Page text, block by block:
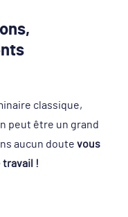
classique,
peut être un grand
aucun doutevous
travail !
lieu authentique